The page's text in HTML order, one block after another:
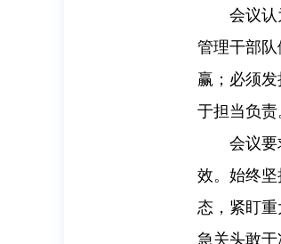
会议
管理干部
赢；必须
于担当负责
会议
效。始终
态，紧盯
急关头敢